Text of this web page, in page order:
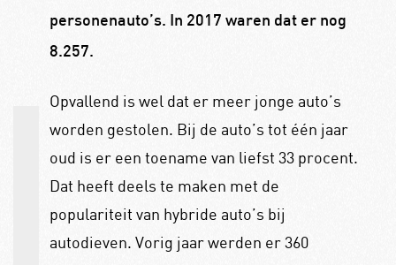
personenauto’s. In 2017 waren dat er nog
8.257.
Opvallend is wel dat er meer jonge auto’s
worden gestolen. Bij de auto’s tot één jaar
oud is er een toename van liefst 33 procent.
Dat heeft deels te maken met de
populariteit van hybride auto’s bij
autodieven. Vorig jaar werden er 360